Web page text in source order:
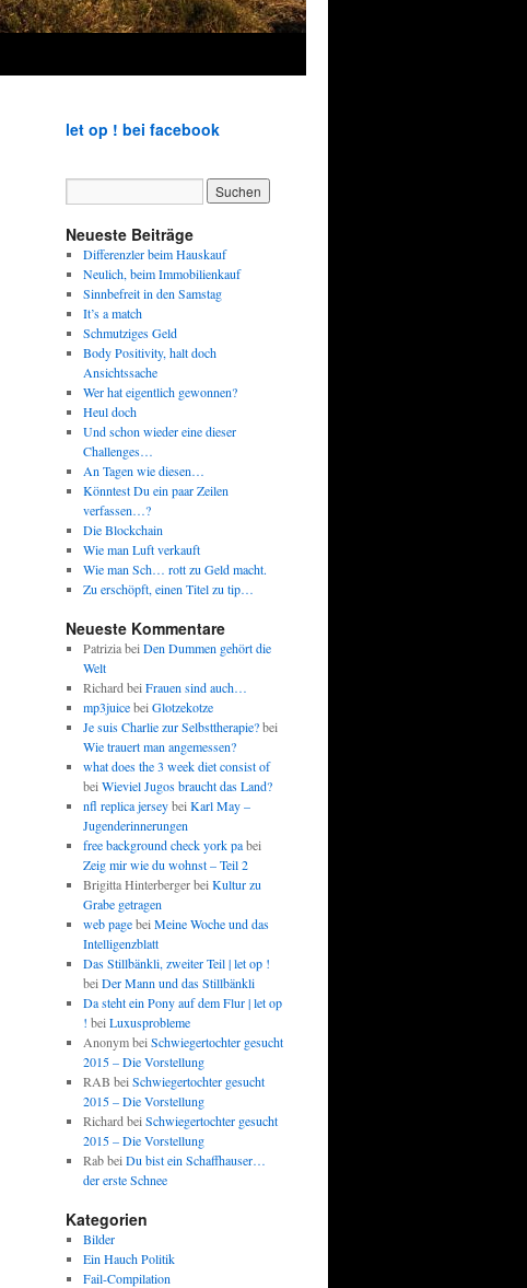
let op ! bei facebook
Neueste Beiträge
Differenzler beim Hauskauf
Neulich, beim Immobilienkauf
Sinnbefreit in den Samstag
It’s a match
Schmutziges Geld
Body Positivity, halt doch
Ansichtssache
Wer hat eigentlich gewonnen?
Heul doch
Und schon wieder eine dieser
Challenges…
An Tagen wie diesen…
Könntest Du ein paar Zeilen
verfassen…?
Die Blockchain
Wie man Luft verkauft
Wie man Sch… rott zu Geld macht.
Zu erschöpft, einen Titel zu tip…
Neueste Kommentare
Patriziabei Den Dummen gehört die
Welt
Richard bei Frauen sind auch…
mp3juicebei Glotzekotze
Je suis Charlie zur Selbsttherapie?bei
Wie trauert man angemessen?
what does the 3 week diet consist of
bei Wieviel Jugos braucht das Land?
nfl replica jerseybei Karl May –
Jugenderinnerungen
free background check york pabei
Zeig mir wie du wohnst – Teil 2
Brigitta Hinterbergerbei Kultur zu
Grabe getragen
web pagebei Meine Woche und das
Intelligenzblatt
Das Stillbänkli, zweiter Teil | let op !
bei Der Mann und das Stillbänkli
Da steht ein Pony auf dem Flur | let op
! bei Luxusprobleme
Anonymbei Schwiegertochter gesucht
2015 – Die Vorstellung
RAB bei Schwiegertochter gesucht
2015 – Die Vorstellung
Richard bei Schwiegertochter gesucht
2015 – Die Vorstellung
Rabbei Du bist ein Schaffhauser…
der erste Schnee
Kategorien
Bilder
Ein Hauch Politik
Fail-Compilation